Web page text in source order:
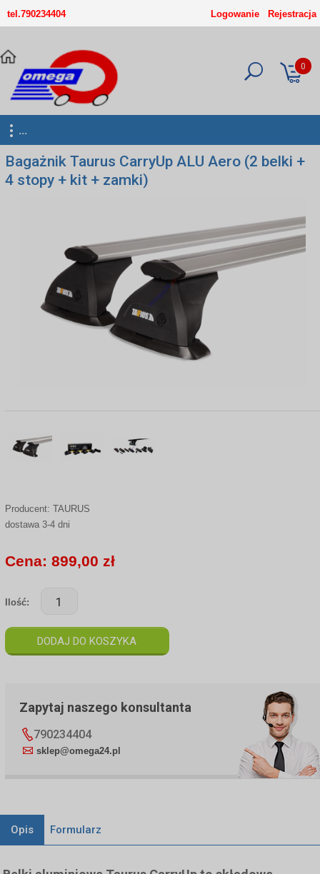
tel.790234404 Logowanie Rejestracja
0
...
Bagażnik Taurus CarryUp ALU Aero (2 belki +
4 stopy + kit + zamki)
Producent: TAURUS
dostawa 3-4 dni
Cena: 899,00 zł
Ilość:
Zapytaj naszego konsultanta
790234404
sklep@omega24.pl
Opis Formularz